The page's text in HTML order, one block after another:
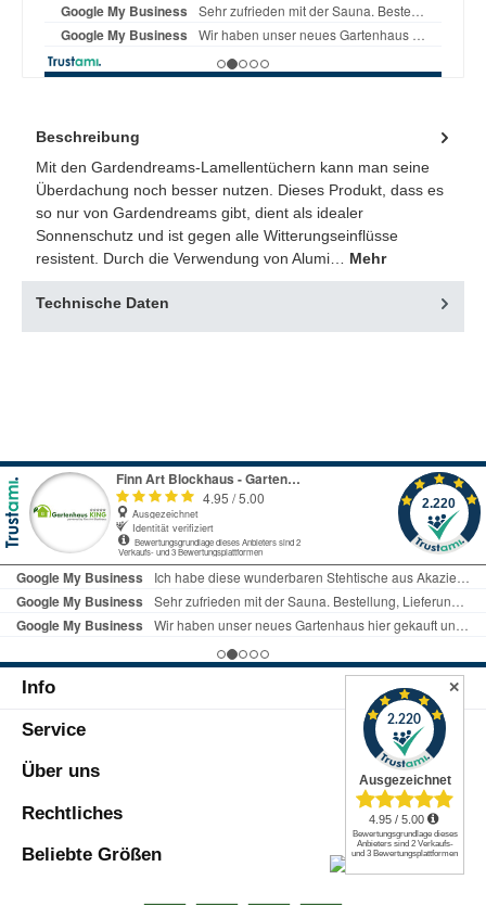
Beschreibung
Mit den Gardendreams-Lamellentüchern kann man seine
Überdachung noch besser nutzen. Dieses Produkt, dass es
so nur von Gardendreams gibt, dient als idealer
Sonnenschutz und ist gegen alle Witterungseinflüsse
resistent. Durch die Verwendung von Alumi… Mehr
Technische Daten
Info
Service
Über uns
Rechtliches
Beliebte Größen
✕